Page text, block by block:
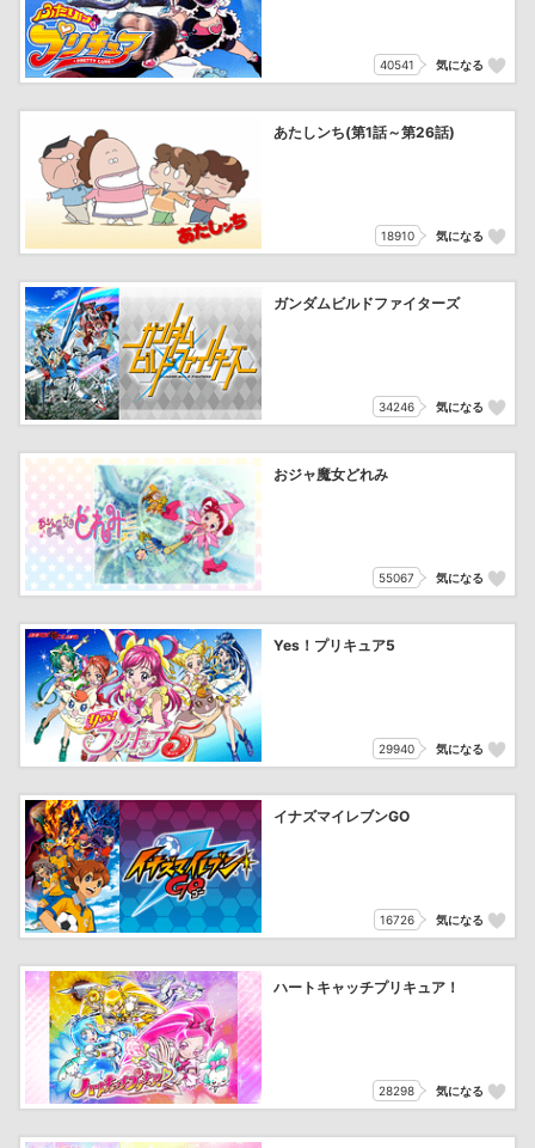
40541 気になる
あたしンち(第1話～第26話)
18910 気になる
ガンダムビルドファイターズ
34246 気になる
おジャ魔女どれみ
55067 気になる
Yes！プリキュア5
29940 気になる
イナズマイレブンGO
16726 気になる
ハートキャッチプリキュア！
28298 気になる